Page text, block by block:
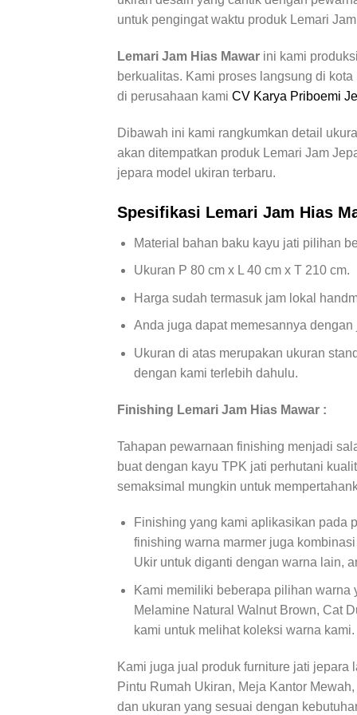
untuk pengingat waktu produk Lemari
Lemari Jam Hias Mawar ini kami
berkualitas. Kami proses langsung di
di perusahaan kami CV Karya Priboemi
Dibawah ini kami rangkumkan detail
akan ditempatkan produk Lemari Jam
jepara model ukiran terbaru.
Spesifikasi Lemari Jam Hias
Material bahan baku kayu jati pilihan
Ukuran P 80 cm x L 40 cm x T 210 cm.
Harga sudah termasuk jam lokal
Anda juga dapat memesannya
Ukuran di atas merupakan ukuran
dengan kami terlebih dahulu.
Finishing Lemari Jam Hias Mawar :
Tahapan pewarnaan finishing menjadi
buat dengan kayu TPK jati perhutani
semaksimal mungkin untuk
Finishing yang kami aplikasikan pada
finishing warna marmer juga
Ukir untuk diganti dengan warna lain,
Kami memiliki beberapa pilihan
Melamine Natural Walnut Brown, Cat
kami untuk melihat koleksi warna kami.
Kami juga jual produk furniture jati jepara
Pintu Rumah Ukiran, Meja Kantor
dan ukuran yang sesuai dengan